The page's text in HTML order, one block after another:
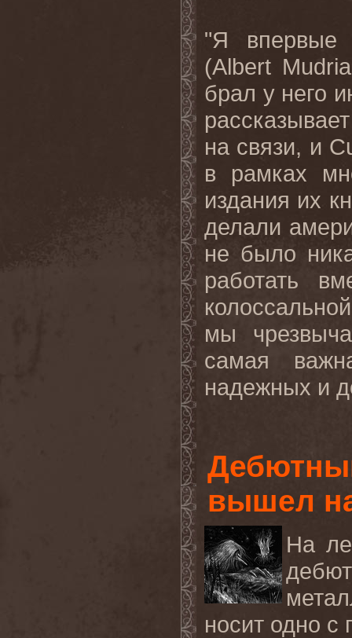
"Я впервые
(Albert
брал у него
на связи, и
в рамках
издания их
делали
не было
работать
мы
самая
надежных и
вышел
На
носит одно с